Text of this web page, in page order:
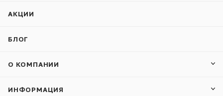
АКЦИИ
БЛОГ
О КОМПАНИИ
ИНФОРМАЦИЯ